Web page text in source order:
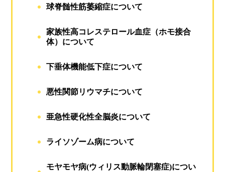
球脊髄性筋萎縮症について
家族性高コレステロール血症（ホモ接合
体）について
下垂体機能低下症について
悪性関節リウマチについて
亜急性硬化性全脳炎について
ライソゾーム病について
モヤモヤ病(ウィリス動脈輪閉塞症)につい